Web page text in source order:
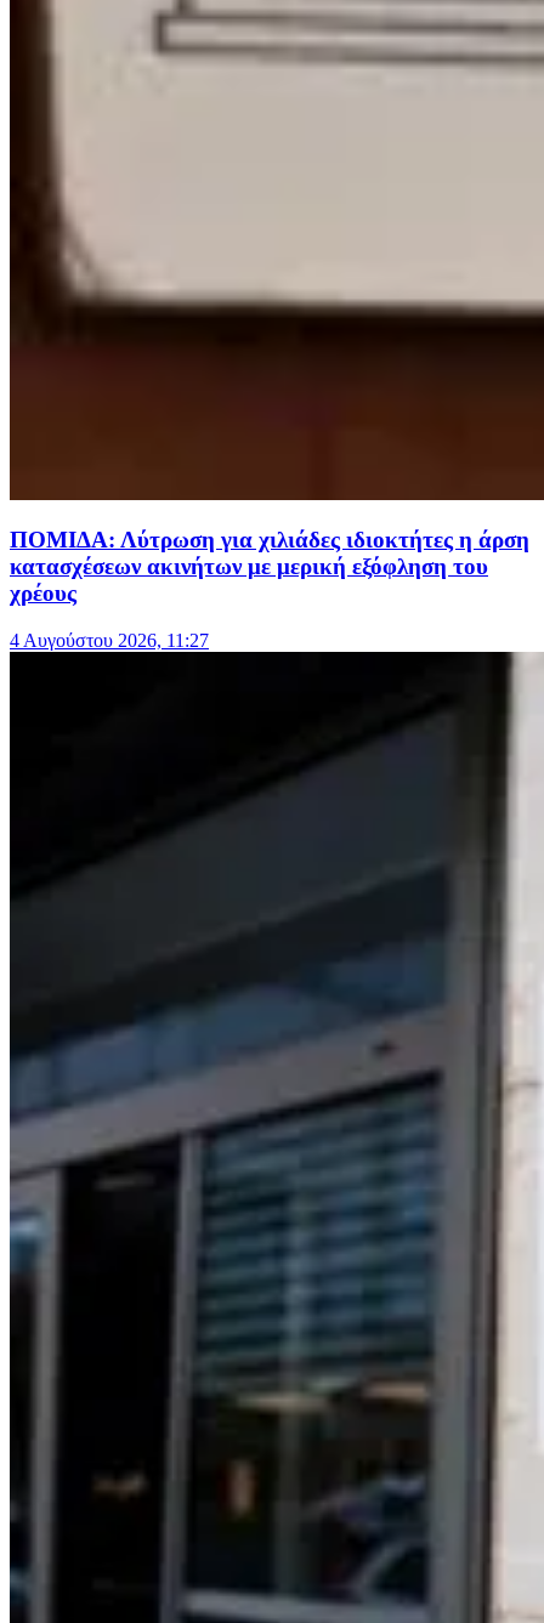
ΠΟΜΙΔΑ: Λύτρωση για χιλιάδες ιδιοκτήτες η άρση
κατασχέσεων ακινήτων με μερική εξόφληση του
χρέους
4 Αυγούστου 2026, 11:27